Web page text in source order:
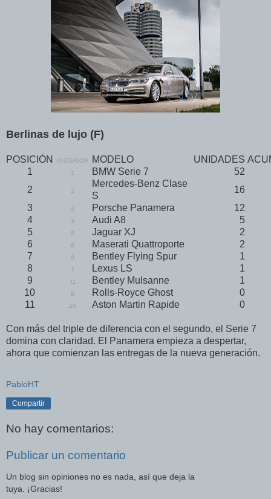
Berlinas de lujo (F)
POSICIÓN ANTERIOR MODELO UNIDADES
1
1 BMW Serie 7
52
2
2
Mercedes-Benz Clase
S
16
3
4 Porsche Panamera
12
4
3 Audi A8
5
5
5 Jaguar XJ
2
6
6 Maserati Quattroporte
2
7
9 Bentley Flying Spur
1
8
7 Lexus LS
1
9
11 Bentley Mulsanne
1
10
8 Rolls-Royce Ghost
0
11
10 Aston Martin Rapide 0
Con más del triple de diferencia con el segundo, el Serie 7
domina con claridad. El Panamera empieza a despertar,
ahora que comienzan las entregas de la nueva generación.
PabloHT
Compartir
No hay comentarios:
Publicar un comentario
Un blog sin opiniones no es nada, así que deja la
tuya. ¡Gracias!